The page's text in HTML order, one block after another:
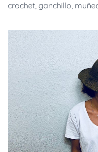
crochet, ganchillo,